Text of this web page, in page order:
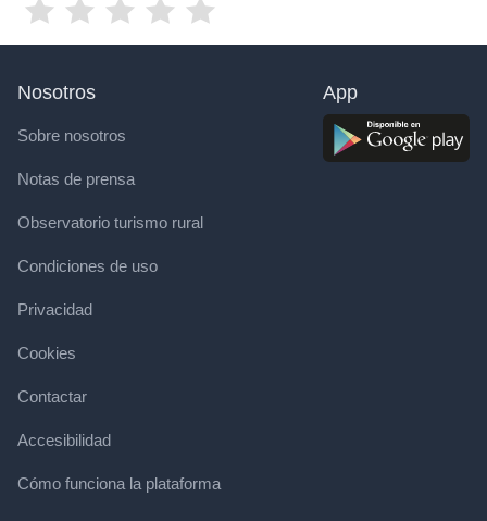
Nosotros
Sobre nosotros
Notas de prensa
Observatorio turismo rural
Condiciones de uso
Privacidad
Cookies
Contactar
Accesibilidad
Cómo funciona la plataforma
App